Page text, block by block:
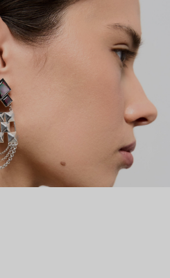
желания рискуют сбыться.
мечтала о своём бренде